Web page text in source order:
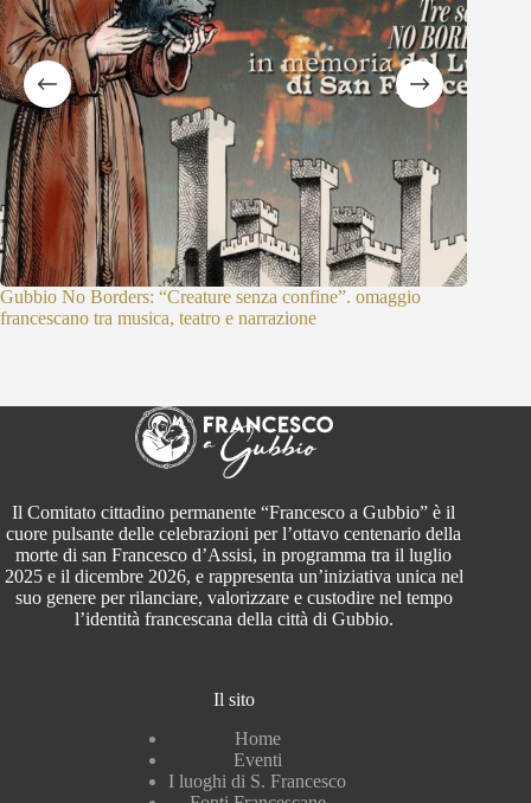
Gubbio No Borders: “Creature senza confine”. omaggio
francescano tra musica, teatro e narrazione
Il Comitato cittadino permanente “Francesco a Gubbio” è il
cuore pulsante delle celebrazioni per l’ottavo centenario della
morte di san Francesco d’Assisi, in programma tra il luglio
2025 e il dicembre 2026, e rappresenta un’iniziativa unica nel
suo genere per rilanciare, valorizzare e custodire nel tempo
l’identità francescana della città di Gubbio.
Il sito
Home
Eventi
I luoghi di S. Francesco